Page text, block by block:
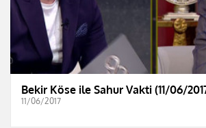
Bekir Köse ile Sahur Vakti (11/06/
11/06/2017